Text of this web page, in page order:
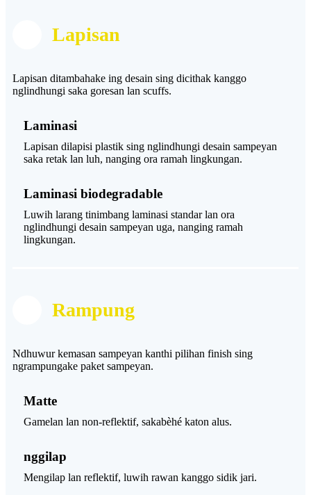
Lapisan
Lapisan ditambahake ing desain sing dicithak kanggo
nglindhungi saka goresan lan scuffs.
Laminasi
Lapisan dilapisi plastik sing nglindhungi desain sampeyan
saka retak lan luh, nanging ora ramah lingkungan.
Laminasi biodegradable
Luwih larang tinimbang laminasi standar lan ora
nglindhungi desain sampeyan uga, nanging ramah
lingkungan.
Rampung
Ndhuwur kemasan sampeyan kanthi pilihan finish sing
ngrampungake paket sampeyan.
Matte
Gamelan lan non-reflektif, sakabèhé katon alus.
nggilap
Mengilap lan reflektif, luwih rawan kanggo sidik jari.